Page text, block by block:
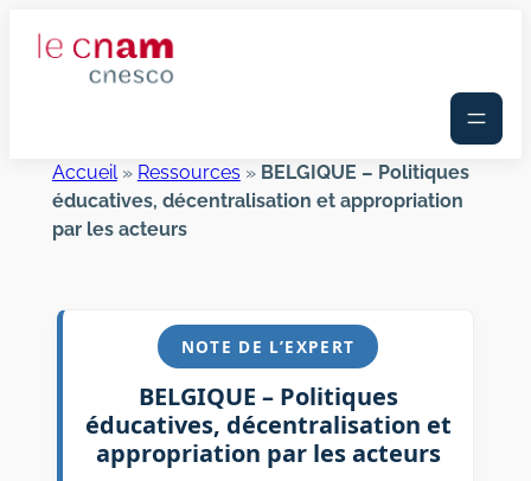
Accueil» Ressources» BELGIQUE – Politiques
éducatives, décentralisation et appropriation
par les acteurs
NOTE DE L’EXPERT
BELGIQUE – Politiques
éducatives, décentralisation et
appropriation par les acteurs